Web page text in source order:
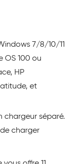
7/8/10/11
OS 100 ou
HP
et
chargeur séparé.
charger